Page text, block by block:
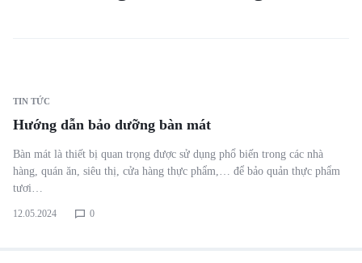
TIN TỨC
Hướng dẫn bảo dưỡng bàn mát
Bàn mát là thiết bị quan trọng được sử dụng phổ biến trong các nhà
hàng, quán ăn, siêu thị, cửa hàng thực phẩm,… để bảo quản thực phẩm
tươi…
12.05.2024 0